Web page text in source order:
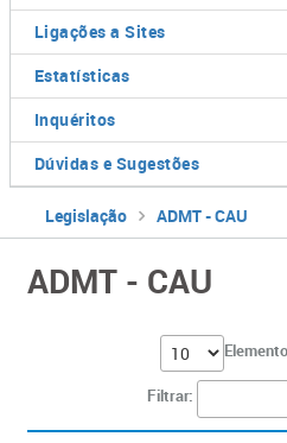
Ligações a Sites
Estatísticas
Inquéritos
Dúvidas e Sugestões
Legislação ADMT - CAU
ADMT - CAU
Filtrar: